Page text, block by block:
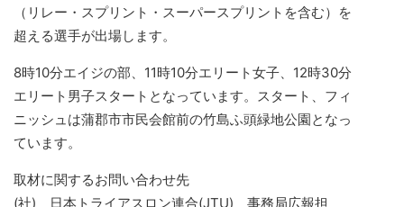
（リレー・スプリント・スーパースプリントを含む）を
超える選手が出場します。
8時10分エイジの部、11時10分エリート女子、12時30分
エリート男子スタートとなっています。スタート、フィ
ニッシュは蒲郡市市民会館前の竹島ふ頭緑地公園となっ
ています。
取材に関するお問い合わせ先
(社) 日本トライアスロン連合(JTU) 事務局広報担